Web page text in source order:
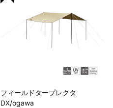
フィールドタープレクタ
DX/ogawa